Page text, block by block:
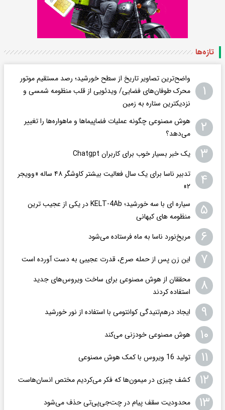
تازه‌ها
۱
واضح‌ترین تصاویر تاریخ از سطح خورشید؛ رصد مستقیم موتور
محرک طوفان‌های فضایی/ ویدئویی از قلب منظومه شمسی و
نزدیکترین ستاره به زمین
۲
هوش مصنوعی چگونه عملیات فضاپیماها و ماهواره‌ها را تغییر
می‌دهد؟
۳ یک خبر بسیار خوب برای کاربران Chatgpt
۴
تدبیر ناسا برای یک سال فعالیت بیشتر کاوشگر ۴۸ ساله «وویجر
۲»
۵
سیاره ای با سه خورشید؛ KELT-4Ab در یکی از عجیب ترین
منظومه های کیهانی
۶ مریخ‌نورد ناسا به ماه فرستاده می‌شود
۷ این زن پس از حمله صرع، قدرت عجیبی به دست آورده است
۸
محققان از هوش مصنوعی برای ساخت ویروس‌های جدید
استفاده کردند
۹ ایجاد درهم‌تنیدگی کوانتومی با استفاده از نور خورشید
۱۰ هوش مصنوعی خودزنی می‌کند
۱۱ تولید 16 ویروس با کمک هوش مصنوعی
۱۲ کشف چیزی در میمون‌ها که فکر می‌کردیم مختص انسان‌هاست
۱۳ محدودیت سقف پیام در چت‌جی‌پی‌تی حذف می‌شود